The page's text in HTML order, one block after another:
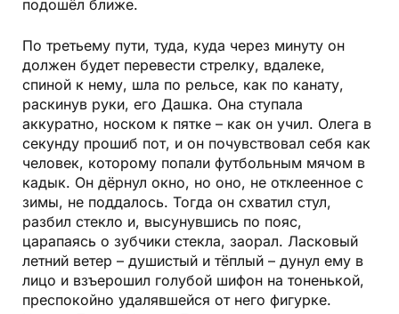
подошёл ближе.
По третьему пути, туда, куда через минуту он
должен будет перевести стрелку, вдалеке,
спиной к нему, шла по рельсе, как по канату,
раскинув руки, его Дашка. Она ступала
аккуратно, носком к пятке – как он учил. Олега в
секунду прошиб пот, и он почувствовал себя как
человек, которому попали футбольным мячом в
кадык. Он дёрнул окно, но оно, не отклеенное с
зимы, не поддалось. Тогда он схватил стул,
разбил стекло и, высунувшись по пояс,
царапаясь о зубчики стекла, заорал. Ласковый
летний ветер – душистый и тёплый – дунул ему в
лицо и взъерошил голубой шифон на тоненькой,
преспокойно удалявшейся от него фигурке.